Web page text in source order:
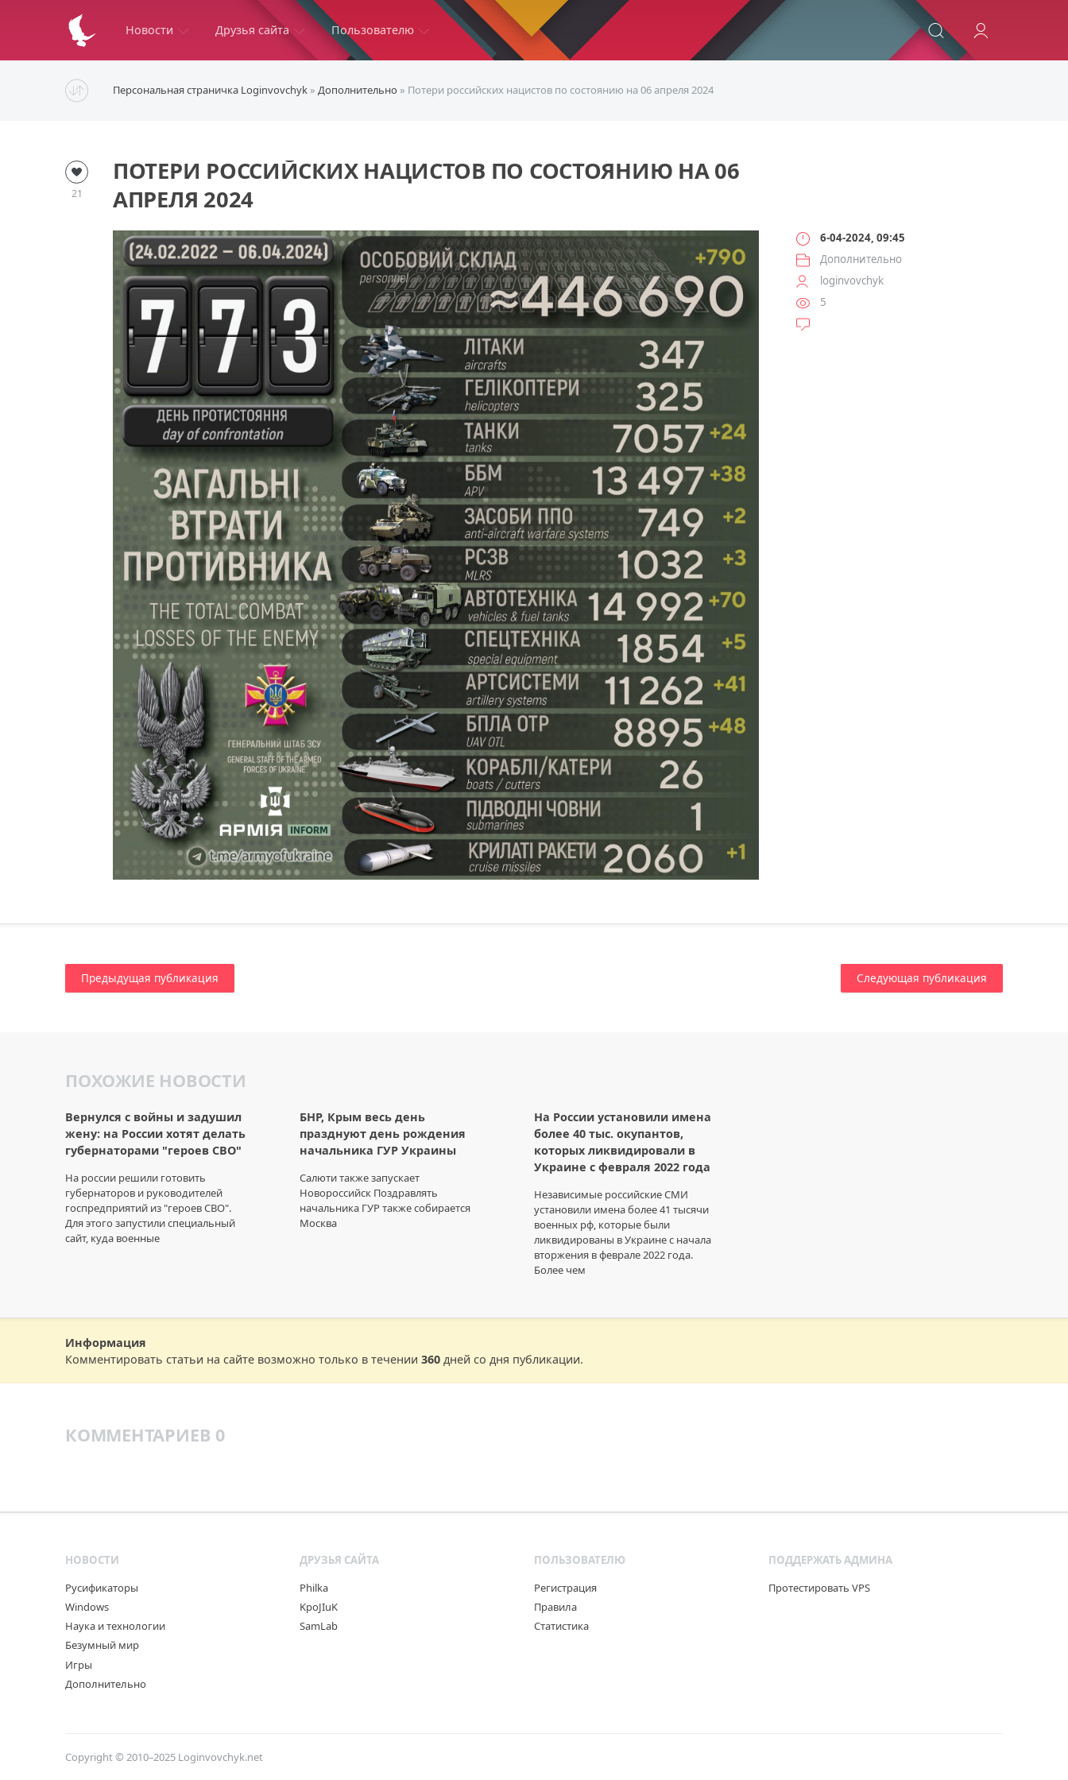
ИСКАТЬ
Новости Друзья сайта Пользователю
Персональная страничка Loginvovchyk » Дополнительно » Потери российских нацистов по состоянию на 06 апреля 2024
ПОТЕРИ РОССИЙСКИХ НАЦИСТОВ ПО СОСТОЯНИЮ НА 06
АПРЕЛЯ 2024
6-04-2024, 09:45
Дополнительно
loginvovchyk
5
21
Предыдущая публикация Следующая публикация
ПОХОЖИЕ НОВОСТИ
Вернулся с войны и задушил
жену: на России хотят делать
губернаторами "героев СВО"
На россии решили готовить
губернаторов и руководителей
госпредприятий из "героев СВО".
Для этого запустили специальный
сайт, куда военные
БНР, Крым весь день
празднуют день рождения
начальника ГУР Украины
Салюти также запускает
Новороссийск Поздравлять
начальника ГУР также собирается
Москва
На России установили имена
более 40 тыс. окупантов,
которых ликвидировали в
Украине с февраля 2022 года
Независимые российские СМИ
установили имена более 41 тысячи
военных рф, которые были
ликвидированы в Украине с начала
вторжения в феврале 2022 года.
Более чем
Информация
Комментировать статьи на сайте возможно только в течении 360 дней со дня публикации.
КОММЕНТАРИЕВ 0
НОВОСТИ
Русификаторы
Windows
Наука и технологии
Безумный мир
Игры
Дополнительно
ДРУЗЬЯ САЙТА
Philka
KpoJIuK
SamLab
ПОЛЬЗОВАТЕЛЮ
Регистрация
Правила
Статистика
ПОДДЕРЖАТЬ АДМИНА
Протестировать VPS
Copyright © 2010–2025 Loginvovchyk.net